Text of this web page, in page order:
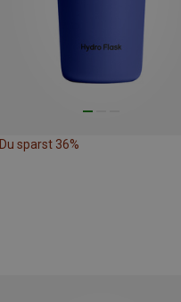
Du sparst 36%